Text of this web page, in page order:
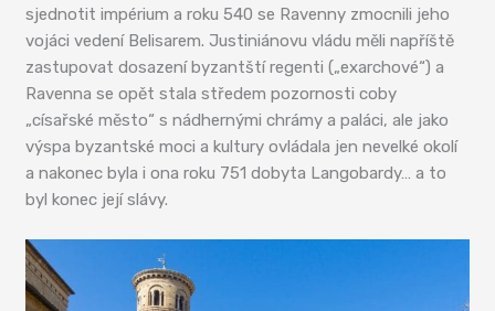
sjednotit impérium a roku 540 se Ravenny zmocnili jeho
vojáci vedení Belisarem. Justiniánovu vládu měli napříště
zastupovat dosazení byzantští regenti („exarchové“) a
Ravenna se opět stala středem pozornosti coby
„císařské město“ s nádhernými chrámy a paláci, ale jako
výspa byzantské moci a kultury ovládala jen nevelké okolí
a nakonec byla i ona roku 751 dobyta Langobardy… a to
byl konec její slávy.